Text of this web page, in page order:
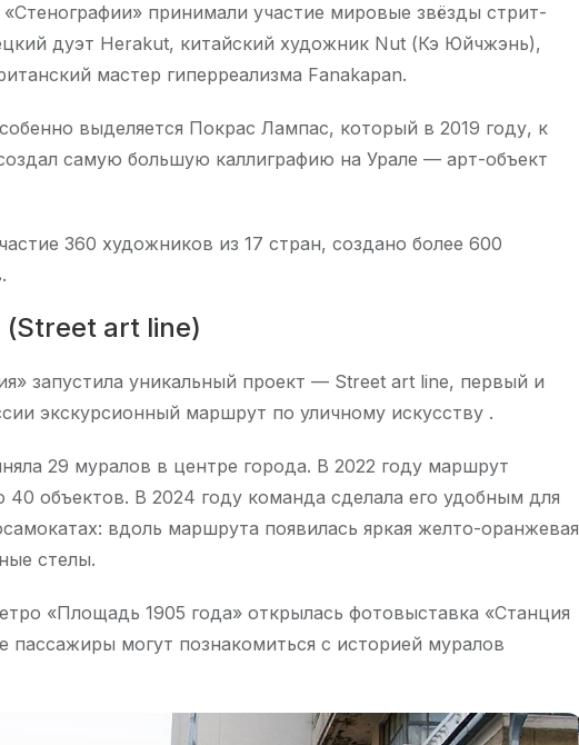
принимали участие мировые звёзды стрит-
дуэт Herakut, китайский художник Nut (Кэ Юйчжэнь),
мастер гиперреализма Fanakapan.
выделяется Покрас Лампас, который в 2019 году, к
самую большую каллиграфию на Урале — арт-объект
360 художников из 17 стран, создано более 600
art line)
запустила уникальный проект — Street art line, первый и
экскурсионный маршрут по уличному искусству .
29 муралов в центре города. В 2022 году маршрут
объектов. В 2024 году команда сделала его удобным для
вдоль маршрута появилась яркая желто-оранжевая
стелы.
«Площадь 1905 года» открылась фотовыставка «Станция
пассажиры могут познакомиться с историей муралов